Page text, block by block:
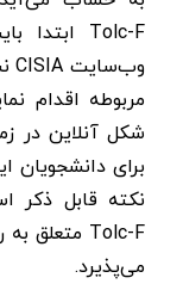
Tolc-F ابتدا
وب‌سایت CISIA
مربوطه اقدام
شکل آنلاین در
برای دانشجویان
نکته قابل ذکر
Tolc-F متعلق
می‌پذیرد.